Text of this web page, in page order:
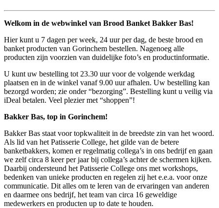
Welkom in de webwinkel van Brood Banket Bakker Bas!
Hier kunt u 7 dagen per week, 24 uur per dag, de beste brood en
banket producten van Gorinchem bestellen. Nagenoeg alle
producten zijn voorzien van duidelijke foto’s en productinformatie.
U kunt uw bestelling tot 23.30 uur voor de volgende werkdag
plaatsen en in de winkel vanaf 9.00 uur afhalen. Uw bestelling kan
bezorgd worden; zie onder “bezorging”. Bestelling kunt u veilig via
iDeal betalen. Veel plezier met “shoppen”!
Bakker Bas, top in Gorinchem!
Bakker Bas staat voor topkwaliteit in de breedste zin van het woord.
Als lid van het Patisserie College, het gilde van de betere
banketbakkers, komen er regelmatig collega’s in ons bedrijf en gaan
we zelf circa 8 keer per jaar bij collega’s achter de schermen kijken.
Daarbij ondersteund het Patisserie College ons met workshops,
bedenken van unieke producten en regelen zij het e.e.a. voor onze
communicatie. Dit alles om te leren van de ervaringen van anderen
en daarmee ons bedrijf, het team van circa 16 geweldige
medewerkers en producten up to date te houden.